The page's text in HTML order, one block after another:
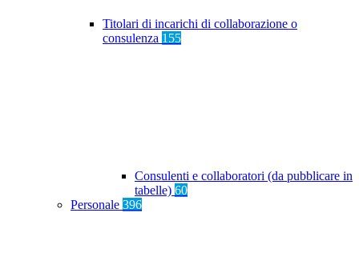
Titolari di incarichi di collaborazione o
consulenza 155
Consulenti e collaboratori (da pubblicare in
tabelle) 60
Personale 396